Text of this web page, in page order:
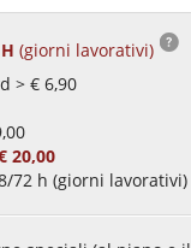
(giorni lavorativi)
> € 6,90
20,00
72 h (giorni lavorativi)